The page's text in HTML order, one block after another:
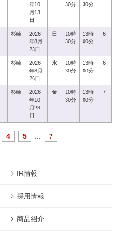
年10
月13
日
30分
30分
杉崎
2026
年8月
23日
日
10時
30分
13時
00分
6
杉崎
2026
年8月
26日
水
10時
30分
13時
00分
6
杉崎
2026
年10
月23
日
金
10時
30分
13時
00分
7
4 5 7
IR情報
採用情報
商品紹介